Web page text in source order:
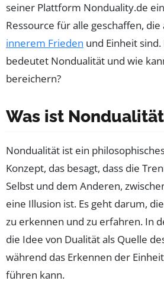
seiner Plattform Nonduality.de
Ressource für alle geschaffen, die
innerem Frieden und Einheit
bedeutet Nondualität und wie
bereichern?
Was ist
Nondualität ist ein
Konzept, das besagt, dass die
Selbst und dem Anderen,
eine Illusion ist. Es geht darum,
zu erkennen und zu erfahren. In
die Idee von Dualität als Quelle
während das Erkennen der
führen kann.